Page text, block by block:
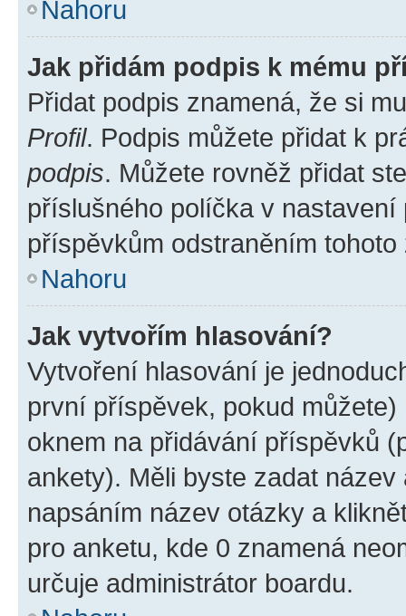
Nahoru
Jak přidám podpis k mému
Přidat podpis znamená, že si
Profil. Podpis můžete přidat k
podpis. Můžete rovněž přidat
příslušného políčka v
příspěvkům odstraněním
Nahoru
Jak vytvořím hlasování?
Vytvoření hlasování je
první příspěvek, pokud
oknem na přidávání příspěvků
ankety). Měli byste zadat
napsáním název otázky a
pro anketu, kde 0 znamená
určuje administrátor boardu.